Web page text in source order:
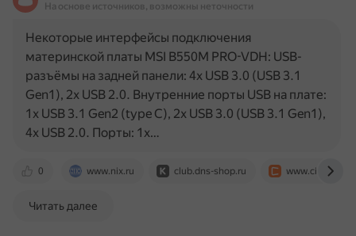
На основе источников, возможны неточности
0 www.nix.ru club.dns-shop.ru www.citilink.ru
Некоторые интерфейсы подключения
материнской платы MSI B550M PRO-VDH: USB-
разъёмы на задней панели: 4x USB 3.0 (USB 3.1
Gen1), 2x USB 2.0. Внутренние порты USB на плате:
1x USB 3.1 Gen2 (type С), 2x USB 3.0 (USB 3.1 Gen1),
4x USB 2.0. Порты: 1x…
Читать далее